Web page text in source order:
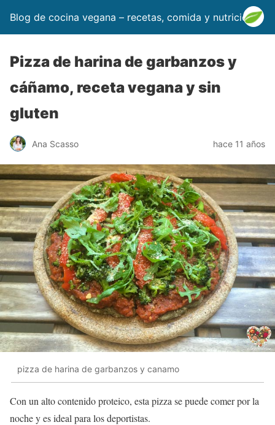
Blog de cocina vegana – recetas, comida y nutrición
Pizza de harina de garbanzos y
cáñamo, receta vegana y sin
gluten
Ana Scasso hace 11 años
pizza de harina de garbanzos y canamo
Con un alto contenido proteico, esta pizza se puede comer por la
noche y es ideal para los deportistas.